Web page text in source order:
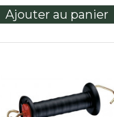
Ajouter au panier